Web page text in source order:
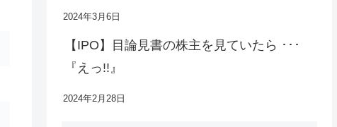
2024年3月6日
【IPO】目論見書の株主を見ていたら ･･･
『えっ!!』
2024年2月28日